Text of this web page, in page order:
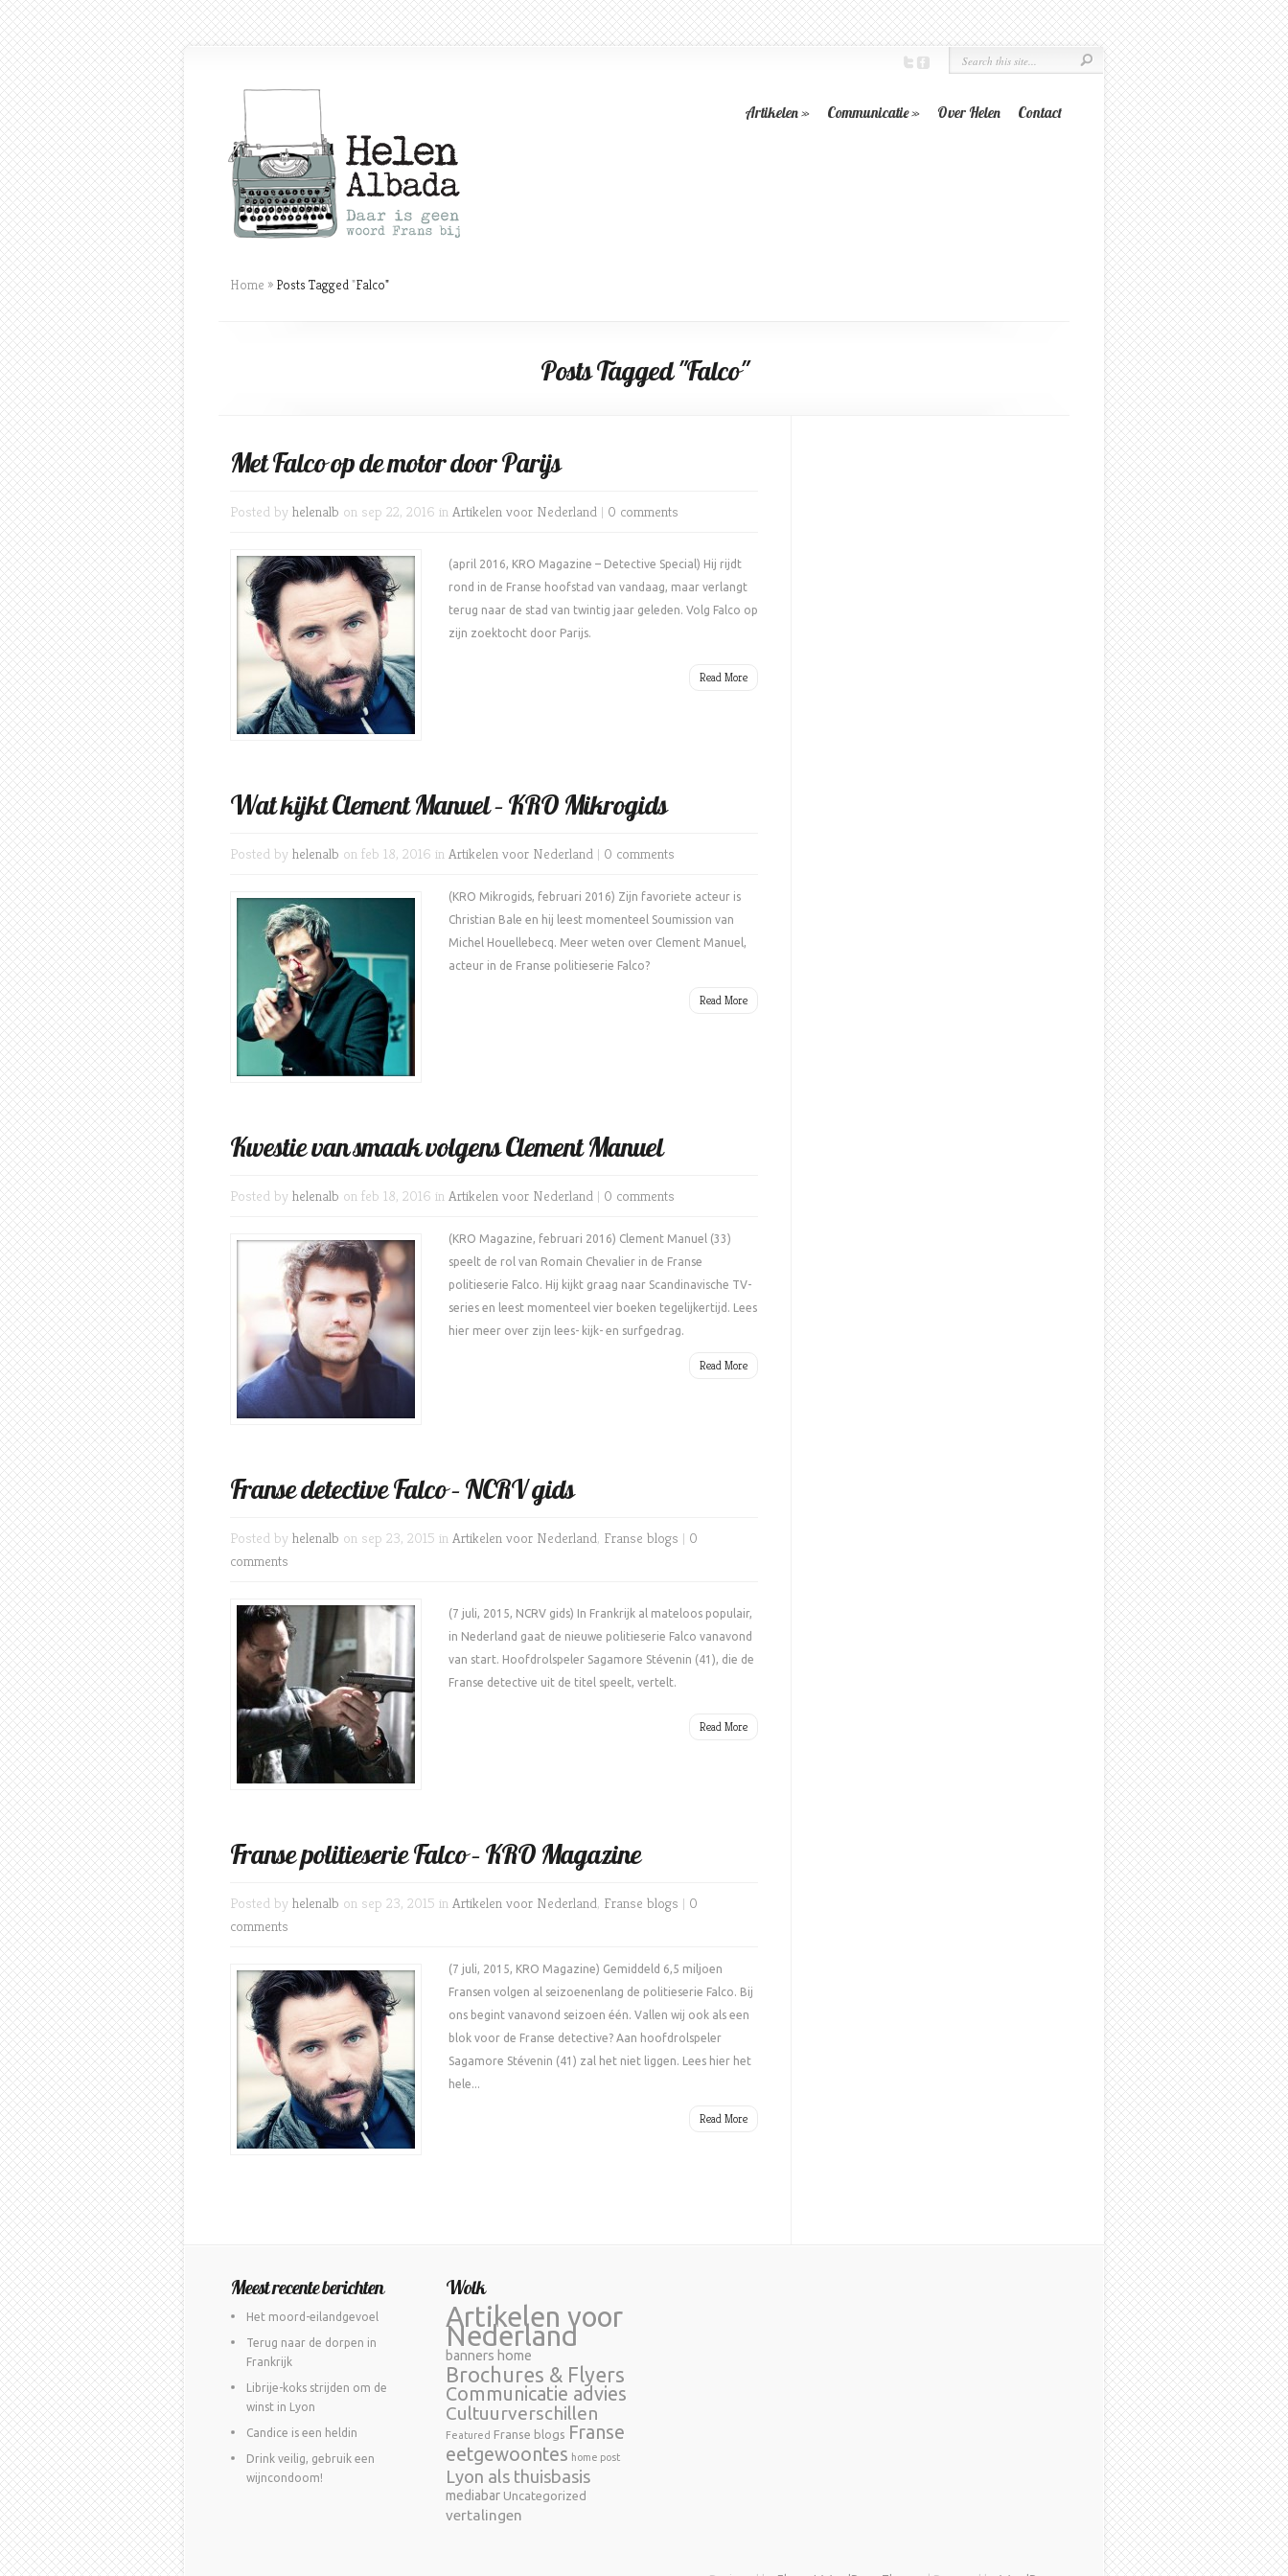
Artikelen» Communicatie» Over Helen Contact
Home » Posts Tagged"Falco"
Posts Tagged "Falco"
Met Falco op de motor door Parijs
Posted by helenalb on sep 22, 2016 in Artikelen voor Nederland | 0 comments
(april 2016, KRO Magazine – Detective Special) Hij rijdt
rond in de Franse hoofstad van vandaag, maar verlangt
terug naar de stad van twintig jaar geleden. Volg Falco op
zijn zoektocht door Parijs.
Read More
Wat kijkt Clement Manuel – KRO Mikrogids
Posted by helenalb on feb 18, 2016 in Artikelen voor Nederland | 0 comments
(KRO Mikrogids, februari 2016) Zijn favoriete acteur is
Christian Bale en hij leest momenteel Soumission van
Michel Houellebecq. Meer weten over Clement Manuel,
acteur in de Franse politieserie Falco?
Read More
Kwestie van smaak volgens Clement Manuel
Posted by helenalb on feb 18, 2016 in Artikelen voor Nederland | 0 comments
(KRO Magazine, februari 2016) Clement Manuel (33)
speelt de rol van Romain Chevalier in de Franse
politieserie Falco. Hij kijkt graag naar Scandinavische TV-
series en leest momenteel vier boeken tegelijkertijd. Lees
hier meer over zijn lees- kijk- en surfgedrag.
Read More
Franse detective Falco – NCRV gids
Posted by helenalb on sep 23, 2015 in Artikelen voor Nederland, Franse blogs | 0
comments
(7 juli, 2015, NCRV gids) In Frankrijk al mateloos populair,
in Nederland gaat de nieuwe politieserie Falco vanavond
van start. Hoofdrolspeler Sagamore Stévenin (41), die de
Franse detective uit de titel speelt, vertelt.
Read More
Franse politieserie Falco – KRO Magazine
Posted by helenalb on sep 23, 2015 in Artikelen voor Nederland, Franse blogs | 0
comments
(7 juli, 2015, KRO Magazine) Gemiddeld 6,5 miljoen
Fransen volgen al seizoenenlang de politieserie Falco. Bij
ons begint vanavond seizoen één. Vallen wij ook als een
blok voor de Franse detective? Aan hoofdrolspeler
Sagamore Stévenin (41) zal het niet liggen. Lees hier het
hele...
Read More
Meest recente berichten
Het moord-eilandgevoel
Terug naar de dorpen in
Frankrijk
Librije-koks strijden om de
winst in Lyon
Candice is een heldin
Drink veilig, gebruik een
wijncondoom!
Wolk
Artikelen voor
Nederland
banners home
Brochures & Flyers
Communicatie advies
Cultuurverschillen
Featured Franse blogs Franse
eetgewoontes home post
Lyon als thuisbasis
mediabar Uncategorized
vertalingen